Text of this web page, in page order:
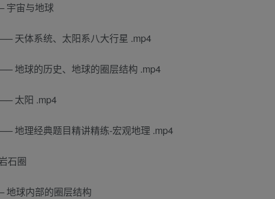
宇宙与地球
天体系统、太阳系八大行星 .mp4
地球的历史、地球的圈层结构 .mp4
太阳 .mp4
地理经典题目精讲精练-宏观地理 .mp4
石圈
地球内部的圈层结构